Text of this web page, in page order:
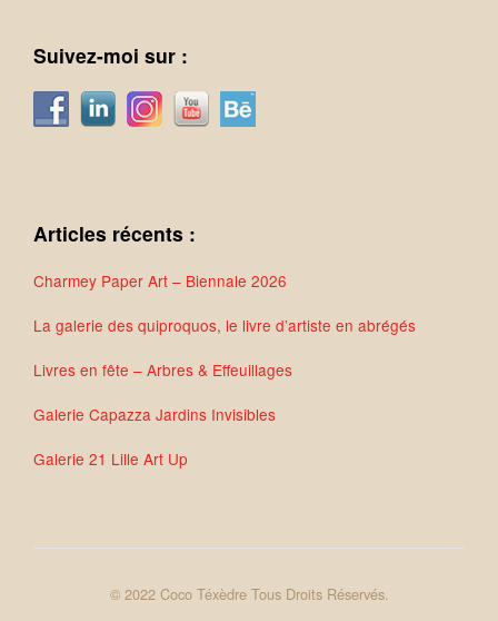
Suivez-moi sur :
Articles récents :
Charmey Paper Art – Biennale 2026
La galerie des quiproquos, le livre d’artiste en abrégés
Livres en fête – Arbres & Effeuillages
Galerie Capazza Jardins Invisibles
Galerie 21 Lille Art Up
© 2022 Coco Téxèdre Tous Droits Réservés.